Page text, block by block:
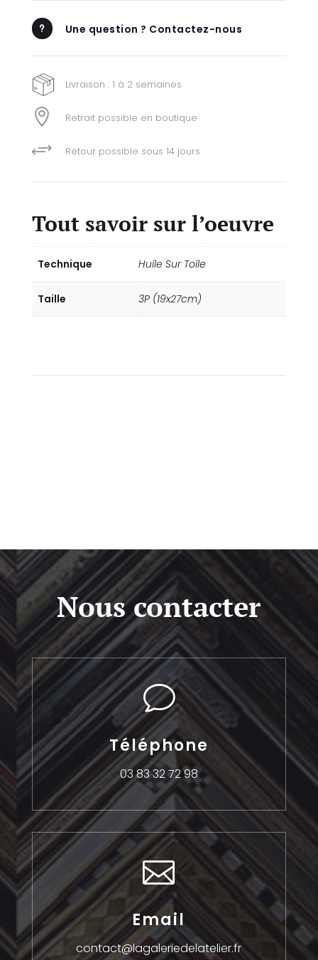
u Une question ? Contactez-nous
Livraison : 1 à 2 semaines
 Retrait possible en boutique
+ Retour possible sous 14 jours
Tout savoir sur l’oeuvre
Technique Huile Sur Toile
Taille 3P (19x27cm)
Nous contacter
v
Téléphone
03 83 32 72 98

Email
contact@lagaleriedelatelier.fr